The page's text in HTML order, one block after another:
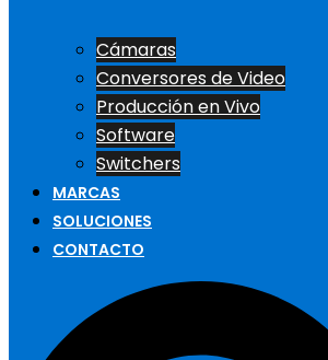
Cámaras
Conversores de Video
Producción en Vivo
Software
Switchers
MARCAS
SOLUCIONES
CONTACTO